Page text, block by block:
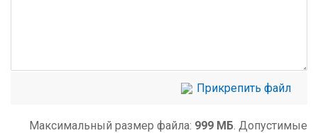
Прикрепить файл
Максимальный размер файла: 999 МБ. Допустимые